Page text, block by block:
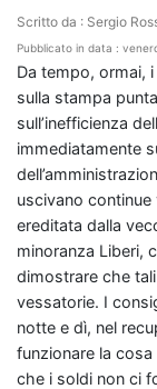
Scritto da : Sergio
Pubblicato in data :
Da tempo, ormai,
sulla stampa
sull’inefficienza
immediatamente
uscivano
ereditata dalla
minoranza Liberi,
dimostrare che
vessatorie. I
notte e dì, nel
funzionare la
che i soldi non ci